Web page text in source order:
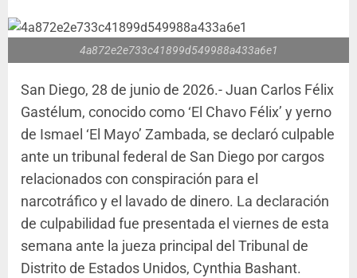
4a872e2e733c41899d549988a433a6e1
San Diego, 28 de junio de 2026.- Juan Carlos Félix
Gastélum, conocido como ‘El Chavo Félix’ y yerno
de Ismael ‘El Mayo’ Zambada, se declaró culpable
ante un tribunal federal de San Diego por cargos
relacionados con conspiración para el
narcotráfico y el lavado de dinero. La declaración
de culpabilidad fue presentada el viernes de esta
semana ante la jueza principal del Tribunal de
Distrito de Estados Unidos, Cynthia Bashant.